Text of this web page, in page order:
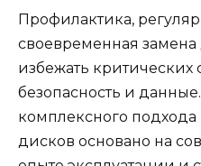
Профилактика,
своевременная замена
избежать критических
безопасность и
комплексного подхода
дисков основано на